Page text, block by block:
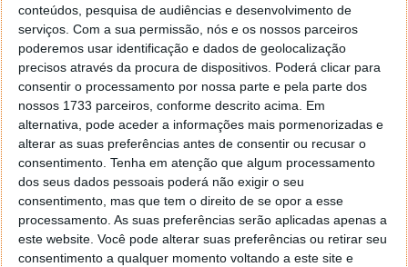
conteúdos, pesquisa de audiências e desenvolvimento de
serviços. Com a sua permissão, nós e os nossos parceiros
poderemos usar identificação e dados de geolocalização
precisos através da procura de dispositivos. Poderá clicar para
consentir o processamento por nossa parte e pela parte dos
nossos 1733 parceiros, conforme descrito acima. Em
alternativa, pode aceder a informações mais pormenorizadas e
alterar as suas preferências antes de consentir ou recusar o
consentimento. Tenha em atenção que algum processamento
dos seus dados pessoais poderá não exigir o seu
consentimento, mas que tem o direito de se opor a esse
processamento. As suas preferências serão aplicadas apenas a
este website. Você pode alterar suas preferências ou retirar seu
consentimento a qualquer momento voltando a este site e
Vítor M.
7 de Novembro de 2005 às 01:39
@Reporter
Desculpa mas o link funciona. Seja como for segue por mail
o MSn Messenger 8.
Responder
Vítor M.
7 de Novembro de 2005 às 11:21
@Rui
Tens de encontrar o que te falei. Faz da seguinte maneira,
janela iniciar e no topo dessa janela com o botão direito do
rato faz propriedades. Depois no separador Menu ‘Iniciar’
clica no botão ‘Personalizar’ aí encontrarás no separador
geral a opção para escolheres o Browser com que queres